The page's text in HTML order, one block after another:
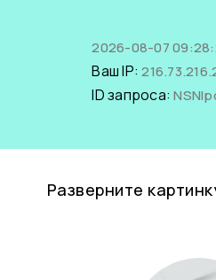
2026-08-07
Ваш IP:
ID запроса:
Разверните